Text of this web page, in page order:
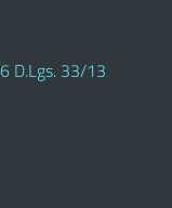
D.Lgs. 33/13